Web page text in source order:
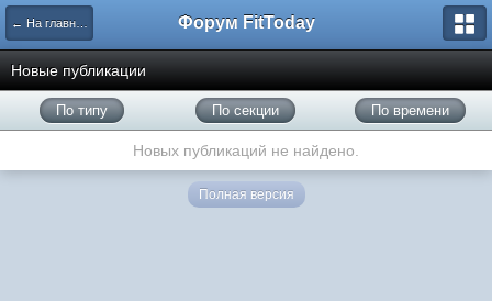
← На главную Форум FitToday
Новые публикации
По типу По секции По времени
Новых публикаций не найдено.
Полная версия